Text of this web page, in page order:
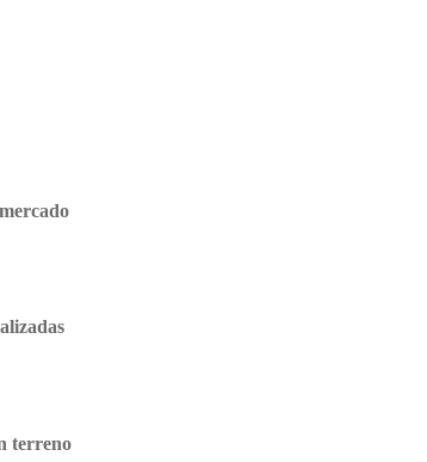
terreno